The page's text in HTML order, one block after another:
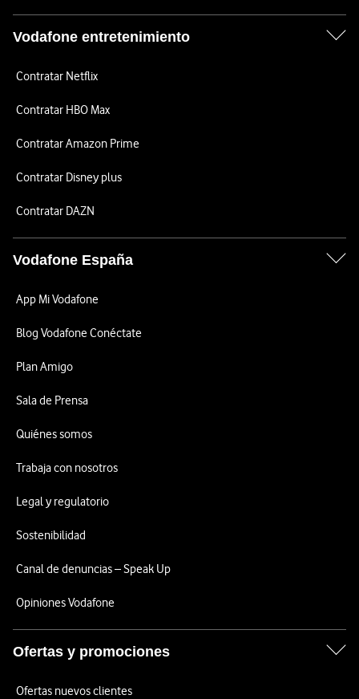
Vodafone entretenimiento
Contratar Netflix
Contratar HBO Max
Contratar Amazon Prime
Contratar Disney plus
Contratar DAZN
Vodafone España
App Mi Vodafone
Blog Vodafone Conéctate
Plan Amigo
Sala de Prensa
Quiénes somos
Trabaja con nosotros
Legal y regulatorio
Sostenibilidad
Canal de denuncias – Speak Up
Opiniones Vodafone
Ofertas y promociones
Ofertas nuevos clientes